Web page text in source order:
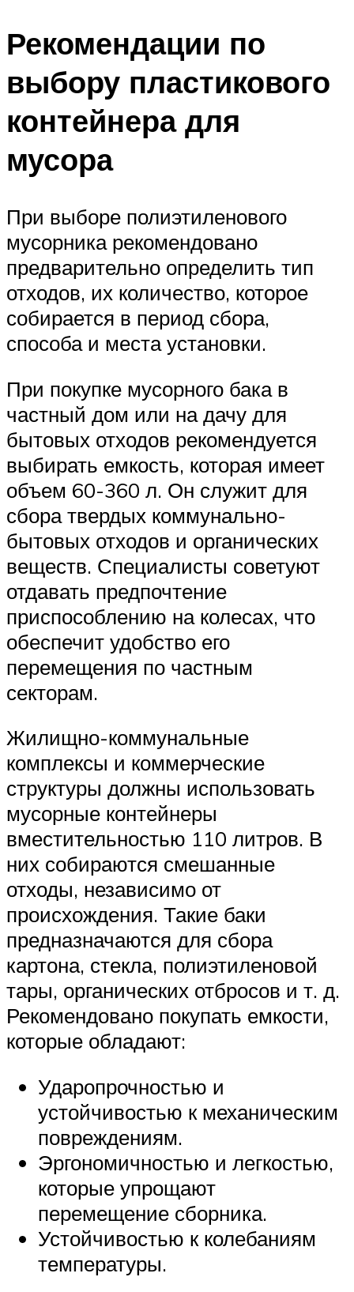
Рекомендации по
выбору пластикового
контейнера для
мусора
При выборе полиэтиленового
мусорника рекомендовано
предварительно определить тип
отходов, их количество, которое
собирается в период сбора,
способа и места установки.
При покупке мусорного бака в
частный дом или на дачу для
бытовых отходов рекомендуется
выбирать емкость, которая имеет
объем 60-360 л. Он служит для
сбора твердых коммунально-
бытовых отходов и органических
веществ. Специалисты советуют
отдавать предпочтение
приспособлению на колесах, что
обеспечит удобство его
перемещения по частным
секторам.
Жилищно-коммунальные
комплексы и коммерческие
структуры должны использовать
мусорные контейнеры
вместительностью 110 литров. В
них собираются смешанные
отходы, независимо от
происхождения. Такие баки
предназначаются для сбора
картона, стекла, полиэтиленовой
тары, органических отбросов и т. д.
Рекомендовано покупать емкости,
которые обладают:
Ударопрочностью и
устойчивостью к механическим
повреждениям.
Эргономичностью и легкостью,
которые упрощают
перемещение сборника.
Устойчивостью к колебаниям
температуры.